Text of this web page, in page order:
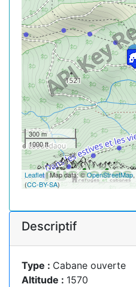
300 m
1000 ft
Leaflet| Map data: ©OpenStreetMap,
(CC-BY-SA)
Descriptif
Type : Cabane ouverte
Altitude : 1570